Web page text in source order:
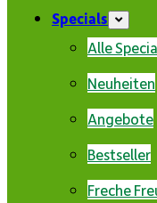
Specials
Alle
Neuheiten
Angebote
Bestseller
Freche